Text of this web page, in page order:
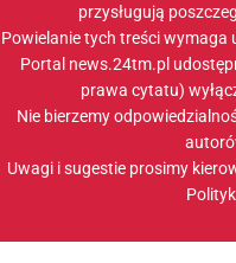
przysługują
Powielanie tych treści wymaga
Portal news.24tm.pl
prawa cytatu)
Nie bierzemy
Uwagi i sugestie prosimy